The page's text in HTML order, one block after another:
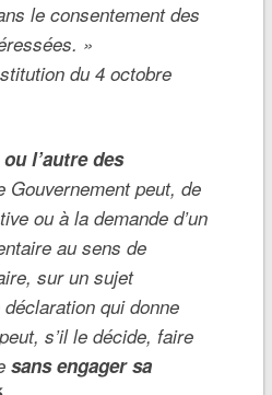
le consentement des
»
du 4 octobre
ou l’autre des
Gouvernement peut, de
ou à la demande d’un
au sens de
sur un sujet
qui donne
s’il le décide, faire
sans engager sa